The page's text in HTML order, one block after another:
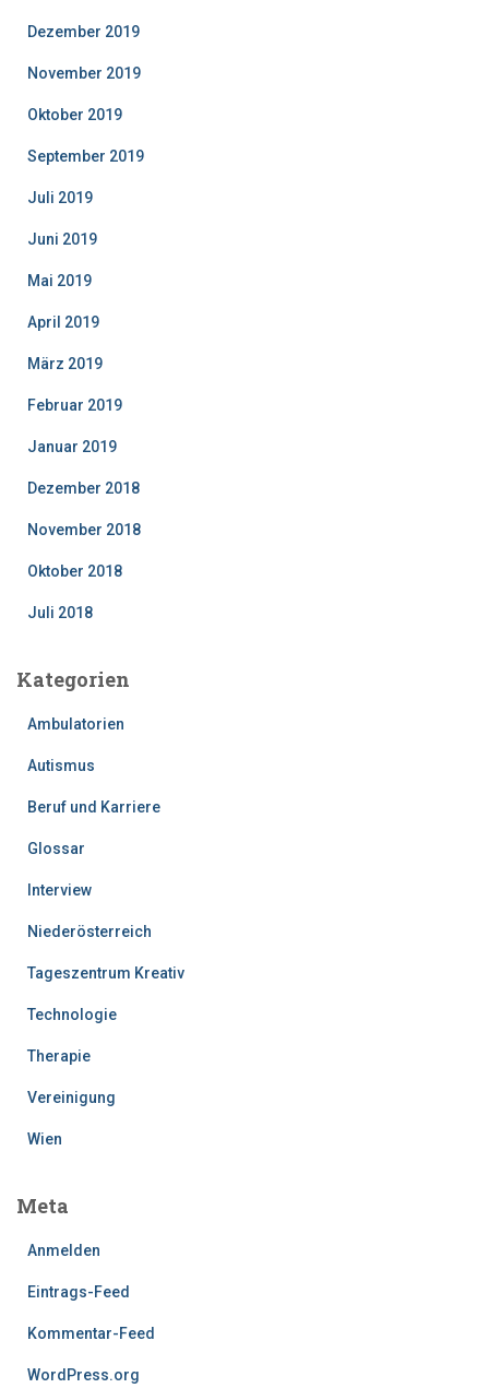
Dezember 2019
November 2019
Oktober 2019
September 2019
Juli 2019
Juni 2019
Mai 2019
April 2019
März 2019
Februar 2019
Januar 2019
Dezember 2018
November 2018
Oktober 2018
Juli 2018
Kategorien
Ambulatorien
Autismus
Beruf und Karriere
Glossar
Interview
Niederösterreich
Tageszentrum Kreativ
Technologie
Therapie
Vereinigung
Wien
Meta
Anmelden
Eintrags-Feed
Kommentar-Feed
WordPress.org